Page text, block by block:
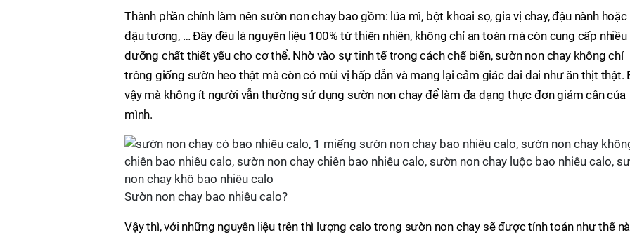
Thành phần chính làm nên sườn non chay bao gồm: lúa mì, bột khoai sọ, gia vị chay, đậu nành hoặc
đậu tương, … Đây đều là nguyên liệu 100% từ thiên nhiên, không chỉ an toàn mà còn cung cấp nhiều
dưỡng chất thiết yếu cho cơ thể. Nhờ vào sự tinh tế trong cách chế biến, sườn non chay không chỉ
trông giống sườn heo thật mà còn có mùi vị hấp dẫn và mang lại cảm giác dai dai như ăn thịt thật.
vậy mà không ít người vẫn thường sử dụng sườn non chay để làm đa dạng thực đơn giảm cân của
mình.
Sườn non chay bao nhiêu calo?
Vậy thì, với những nguyên liệu trên thì lượng calo trong sườn non chay sẽ được tính toán như thế